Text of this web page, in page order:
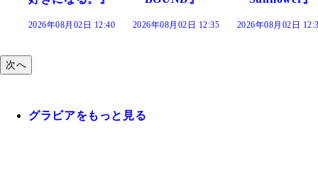
2026年08月02日 12:35 2026年08月02日 12:30 2026年08月02
次へ
グラビアをもっと見る